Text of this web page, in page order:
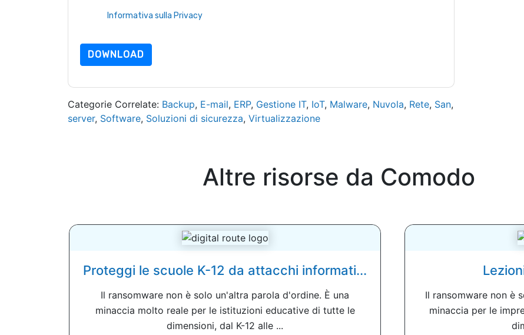
Informativa sulla Privacy.In caso di ulteriori domande, inviare un'e-mail
DOWNLOAD
Categorie Correlate: Backup, E-mail, ERP, Gestione IT, IoT, Malware, Nuvola, Rete, San,
server, Software, Soluzioni di sicurezza, Virtualizzazione
Altre risorse da Comodo
Proteggi le scuole K-12 da attacchi informati...
Il ransomware non è solo un'altra parola d'ordine. È una
minaccia molto reale per le istituzioni educative di tutte le
dimensioni, dal K-12 alle ...
Il ransomware non è
minaccia per le